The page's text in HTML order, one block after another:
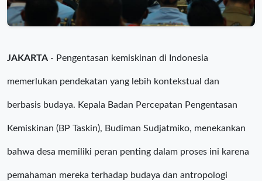
JAKARTA - Pengentasan kemiskinan di Indonesia
memerlukan pendekatan yang lebih kontekstual dan
berbasis budaya. Kepala Badan Percepatan Pengentasan
Kemiskinan (BP Taskin), Budiman Sudjatmiko, menekankan
bahwa desa memiliki peran penting dalam proses ini karena
pemahaman mereka terhadap budaya dan antropologi